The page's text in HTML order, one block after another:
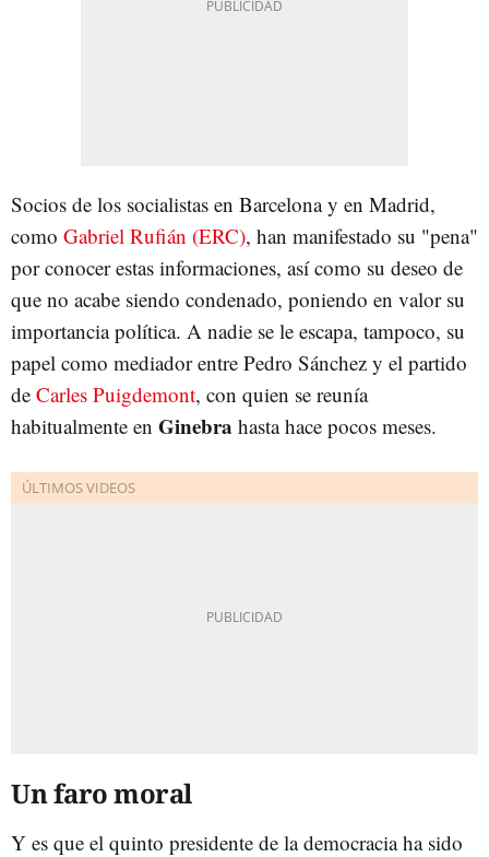
Socios de los socialistas en Barcelona y en Madrid,
como Gabriel Rufián (ERC), han manifestado su "pena"
por conocer estas informaciones, así como su deseo de
que no acabe siendo condenado, poniendo en valor su
importancia política. A nadie se le escapa, tampoco, su
papel como mediador entre Pedro Sánchez y el partido
de Carles Puigdemont, con quien se reunía
habitualmente en Ginebra hasta hace pocos meses.
Un faro moral
Y es que el quinto presidente de la democracia ha sido